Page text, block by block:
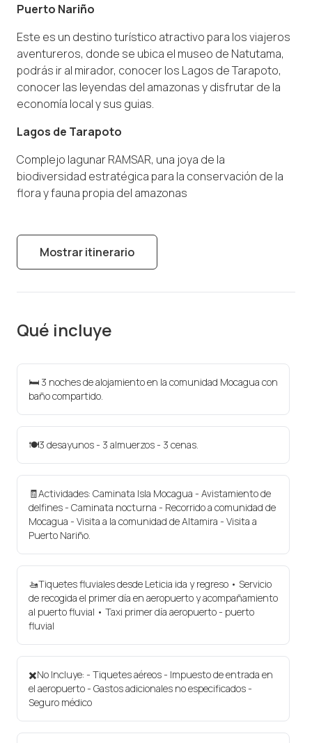
Puerto Nariño
Este es un destino turístico atractivo para los viajeros
aventureros, donde se ubica el museo de Natutama,
podrás ir al mirador, conocer los Lagos de Tarapoto,
conocer las leyendas del amazonas y disfrutar de la
economía local y sus guias.
Lagos de Tarapoto
Complejo lagunar RAMSAR, una joya de la
biodiversidad estratégica para la conservación de la
flora y fauna propia del amazonas
Mostrar itinerario
Qué incluye
🛏️ 3 noches de alojamiento en la comunidad Mocagua con
baño compartido.
🍽️3 desayunos - 3 almuerzos - 3 cenas.
🧾Actividades: Caminata Isla Mocagua - Avistamiento de
delfines - Caminata nocturna - Recorrido a comunidad de
Mocagua - Visita a la comunidad de Altamira - Visita a
Puerto Nariño.
🚤Tiquetes fluviales desde Leticia ida y regreso • Servicio
de recogida el primer día en aeropuerto y acompañamiento
al puerto fluvial • Taxi primer día aeropuerto - puerto
fluvial
✖️No Incluye: - Tiquetes aéreos - Impuesto de entrada en
el aeropuerto - Gastos adicionales no especificados -
Seguro médico